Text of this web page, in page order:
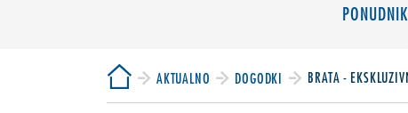
PONUDNIKI
AKTUALNO DOGODKI BRATA -